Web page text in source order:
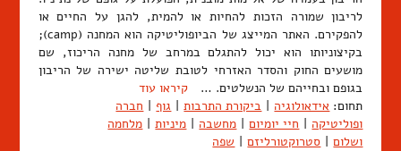
לריבון שמורה הזכות להחיות או להמית, להגן על החיים או
להפקירם. האתר המייצג של הביופוליטיקה הוא המחנה (camp);
בקיצוניותו הוא יכול להתגלם במרחב של מחנה הריכוז, שם
מושעים החוק והסדר האזרחי לטובת שליטה ישירה של הריבון
בגופם ובחייהם של הנשלטים. … קיראו עוד
תחום: אידאולוגיה | ביקורת התרבות | גוף | חברה
ופוליטיקה | חיי יומיום | מחשבה | מיניות | מלחמה
ושלום | סטרוקטורליזם | שפה